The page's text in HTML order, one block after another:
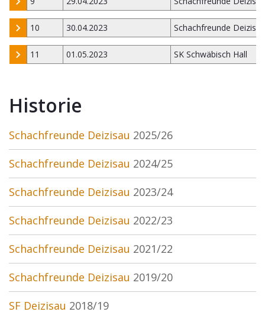
10 30.04.2023 Schachfreunde
11 01.05.2023 SK Schwäbisch Hall
Historie
Schachfreunde Deizisau 2025/26
Schachfreunde Deizisau 2024/25
Schachfreunde Deizisau 2023/24
Schachfreunde Deizisau 2022/23
Schachfreunde Deizisau 2021/22
Schachfreunde Deizisau 2019/20
SF Deizisau 2018/19